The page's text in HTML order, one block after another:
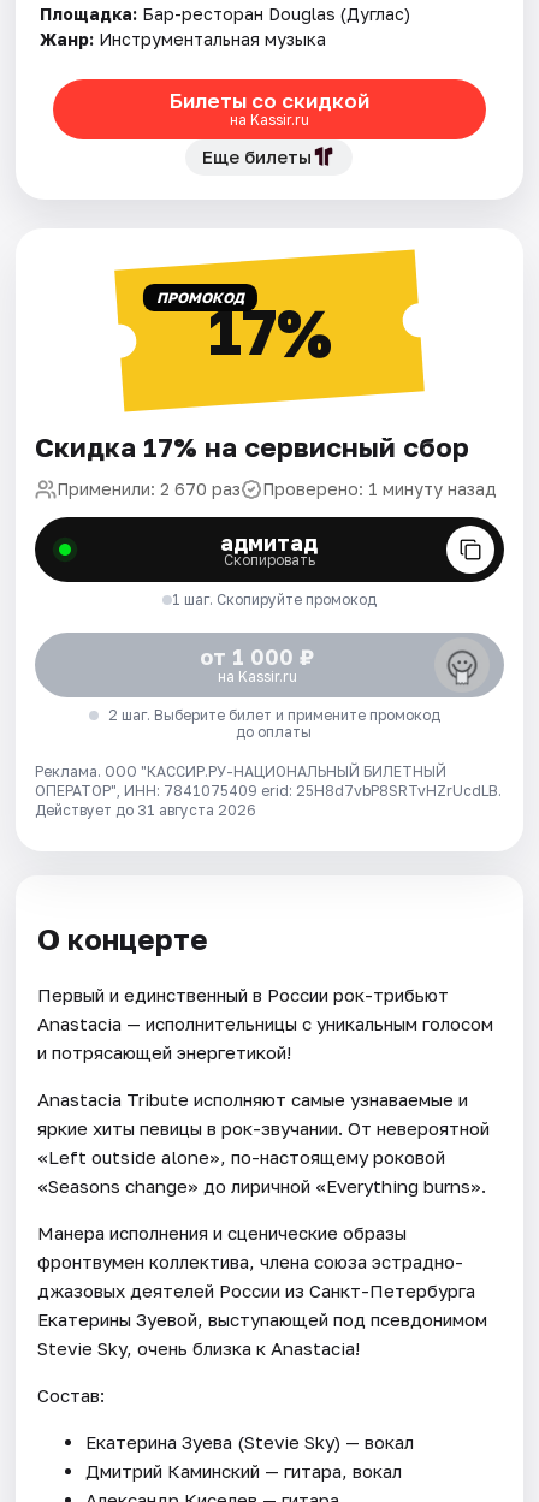
Площадка: Бар-ресторан Douglas (Дуглас)
Жанр: Инструментальная музыка
Билеты со скидкой
на Kassir.ru
Еще билеты
ПРОМОКОД17%
Скидка 17% на сервисный сбор
Применили: 2 670 раз Проверено: 1 минуту назад
адмитад
Скопировать
1 шаг. Скопируйте промокод
от 1 000 ₽
на Kassir.ru
2 шаг. Выберите билет и примените промокод
до оплаты
Реклама. ООО "КАССИР.РУ-НАЦИОНАЛЬНЫЙ БИЛЕТНЫЙ
ОПЕРАТОР", ИНН: 7841075409 erid: 25H8d7vbP8SRTvHZrUcdLB.
Действует до 31 августа 2026
О концерте
Первый и единственный в России рок-трибьют
Anastacia — исполнительницы с уникальным голосом
и потрясающей энергетикой!
Anastacia Tribute исполняют самые узнаваемые и
яркие хиты певицы в рок-звучании. От невероятной
«Left outside alone», по-настоящему роковой
«Seasons change» до лиричной «Everything burns».
Манера исполнения и сценические образы
фронтвумен коллектива, члена союза эстрадно-
джазовых деятелей России из Санкт-Петербурга
Екатерины Зуевой, выступающей под псевдонимом
Stevie Sky, очень близка к Anastacia!
Состав:
Екатерина Зуева (Stevie Sky) — вокал
Дмитрий Каминский — гитара, вокал